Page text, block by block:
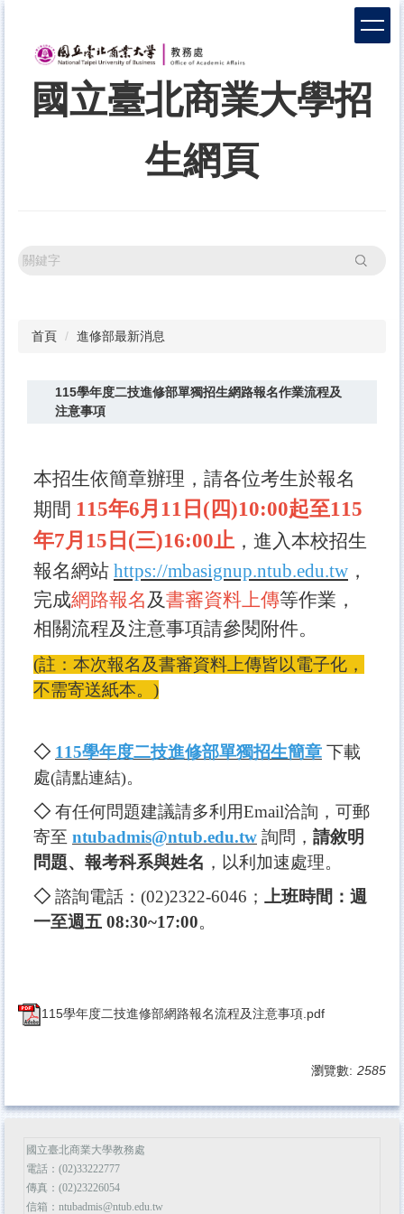
國立臺北商業大學招
生網頁
搜尋
首頁 進修部最新消息
115學年度二技進修部單獨招生網路報名作業流程及
注意事項
本招生依簡章辦理，請各位考生於報名
期間 115年6月11日(四)10:00起至115
年7月15日(三)16:00止 ，進入本校招生
報名網站 https://mbasignup.ntub.edu.tw ，
完成網路報名及書審資料上傳等作業，
相關流程及注意事項請參閱附件。
(註：本次報名及書審資料上傳皆以電子化，
不需寄送紙本。)
◇ 115學年度二技進修部單獨招生簡章 下載
處(請點連結)。
◇ 有任何問題建議請多利用Email洽詢，可郵
寄至 ntubadmis@ntub.edu.tw 詢問， 請敘明
問題、報考科系與姓名 ，以利加速處理。
◇ 諮詢電話：(02)2322-6046； 上班時間：週
一至週五 08:30~17:00。
115學年度二技進修部網路報名流程及注意事項.pdf
瀏覽數: 2585
國立臺北商業大學教務處
電話：(02)33222777
傳真：(02)23226054
信箱：ntubadmis@ntub.edu.tw